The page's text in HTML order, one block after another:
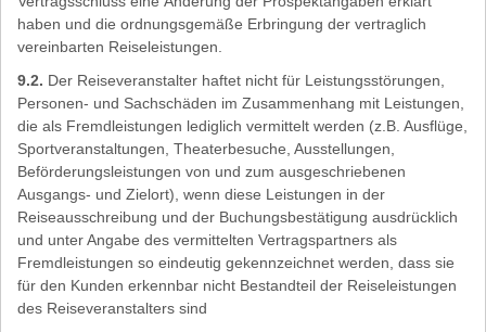
haben und die ordnungsgemäße Erbringung der vertraglich
vereinbarten Reiseleistungen.
9.2. Der Reiseveranstalter haftet nicht für Leistungsstörungen,
Personen- und Sachschäden im Zusammenhang mit Leistungen,
die als Fremdleistungen lediglich vermittelt werden (z.B. Ausflüge,
Sportveranstaltungen, Theaterbesuche, Ausstellungen,
Beförderungsleistungen von und zum ausgeschriebenen
Ausgangs- und Zielort), wenn diese Leistungen in der
Reiseausschreibung und der Buchungsbestätigung ausdrücklich
und unter Angabe des vermittelten Vertragspartners als
Fremdleistungen so eindeutig gekennzeichnet werden, dass sie
für den Kunden erkennbar nicht Bestandteil der Reiseleistungen
des Reiseveranstalters sind